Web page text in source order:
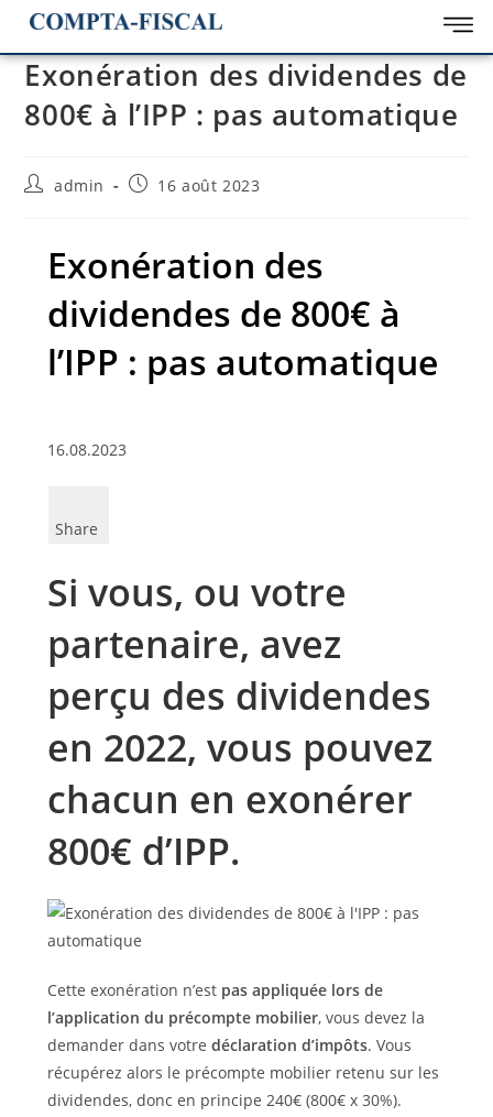
Exonération des dividendes de
800€ à l’IPP : pas automatique
admin 16 août 2023
Exonération des
dividendes de 800€ à
l’IPP : pas automatique
16.08.2023
Share
Si vous, ou votre
partenaire, avez
perçu des dividendes
en 2022, vous pouvez
chacun en exonérer
800€ d’IPP.
Cette exonération n’est pas appliquée lors de
l’application du précompte mobilier, vous devez la
demander dans votre déclaration d’impôts. Vous
récupérez alors le précompte mobilier retenu sur les
dividendes, donc en principe 240€ (800€ x 30%).